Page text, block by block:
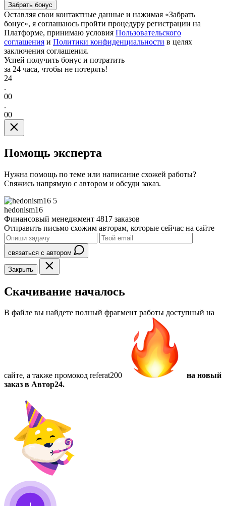
Забрать бонус
Оставляя свои контактные данные и нажимая «Забрать
бонус», я соглашаюсь пройти процедуру регистрации на
Платформе, принимаю условия Пользовательского
соглашения и Политики конфиденциальности в целях
заключения соглашения.
Успей получить бонус и потратить
за 24 часа, чтобы не потерять!
24
.
00
.
00
Помощь эксперта
Нужна помощь по теме или написание схожей работы?
Свяжись напрямую с автором и обсуди заказ.
5
hedonism16
Финансовый менеджмент 4817 заказов
Отправить письмо схожим авторам, которые сейчас на сайте
связаться с автором
Закрыть
Скачивание началось
В файле вы найдете полный фрагмент работы доступный на
сайте, а также промокод referat200
на новый
заказ в Автор24.